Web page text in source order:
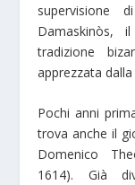
supervisione
Damaskinòs,
tradizione
apprezzata
Pochi anni
trova anche il
Domenico
1614). Già